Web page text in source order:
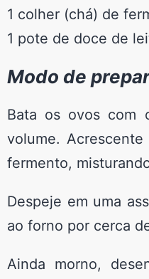
1 colher (chá) de
1 pote de doce de
Modo de
Bata os ovos com
volume.
fermento,
Despeje em uma
ao forno por cerca
Ainda morno,